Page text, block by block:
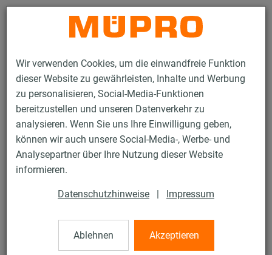
Wir verwenden Cookies, um die einwandfreie Funktion
dieser Website zu gewährleisten, Inhalte und Werbung
zu personalisieren, Social-Media-Funktionen
bereitzustellen und unseren Datenverkehr zu
analysieren. Wenn Sie uns Ihre Einwilligung geben,
können wir auch unsere Social-Media-, Werbe- und
Analysepartner über Ihre Nutzung dieser Website
informieren.
Datenschutzhinweise | Impressum
Ablehnen Akzeptieren
Kontakt
Produkte Befestigungstechnik
Installationsschienen
MPC-Schiebemuttern
MPC-Schiebemuttern
MPC-Schiebemutter, M10, 33 x 23 x 6 mm für Profile 38/40-